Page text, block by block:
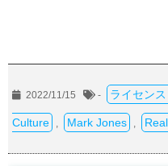
2022/11/15 - ライセン
Culture Mark Jones